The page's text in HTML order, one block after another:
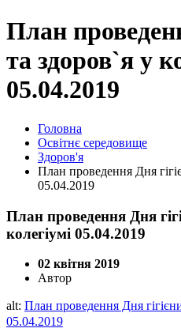
План
та здоров`я у
05.04.2019
Головна
Освітнє середовище
Здоров'я
План проведення Дня
05.04.2019
План проведення Дня
колегіумі 05.04.2019
02 квітня 2019
Автор
alt: План проведення Дня
05.04.2019